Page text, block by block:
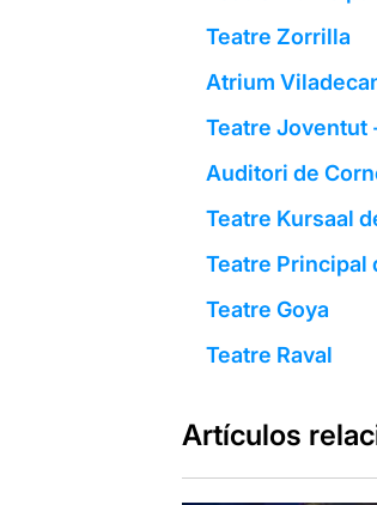
Teatre Zorrilla
Atrium
Teatre Joventut
Auditori de
Teatre Kursaal
Teatre Principal
Teatre Goya
Teatre Raval
Artículos